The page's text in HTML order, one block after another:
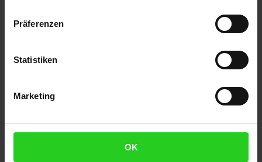
Präferenzen
Statistiken
Marketing
OK
Schnellwechselhalter (Artnr. MIB600QC)
Humusschaufel 500 mm (Artnr. MIB600GRBU4)
Humusschaufel 700 mm (Artnr. MIB600GRBU7)
Palettengabel (Artnr. MIB600PAFO)